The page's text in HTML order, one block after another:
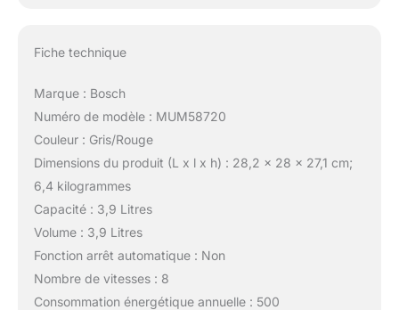
Fiche technique
Marque : Bosch
Numéro de modèle : MUM58720
Couleur : Gris/Rouge
Dimensions du produit (L x l x h) : 28,2 x 28 x 27,1 cm;
6,4 kilogrammes
Capacité : 3,9 Litres
Volume : 3,9 Litres
Fonction arrêt automatique : Non
Nombre de vitesses : 8
Consommation énergétique annuelle : 500